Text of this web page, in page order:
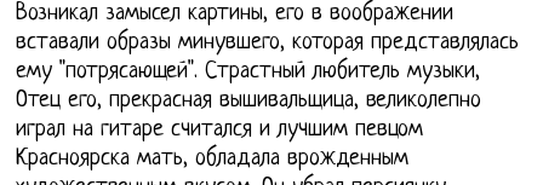
Возникал замысел картины, его в воображении
вставали образы минувшего, которая представлялась
ему "потрясающей". Страстный любитель музыки,
Отец его, прекрасная вышивальщица, великолепно
играл на гитаре считался и лучшим певцом
Красноярска мать, обладала врожденным